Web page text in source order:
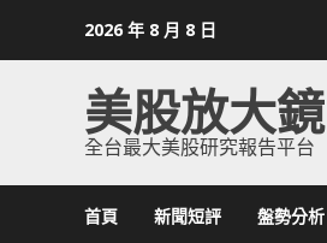
2026 年 8 月 8 日
美股放大鏡
全台最大美股研究報告平台
首頁 新聞短評 盤勢分析